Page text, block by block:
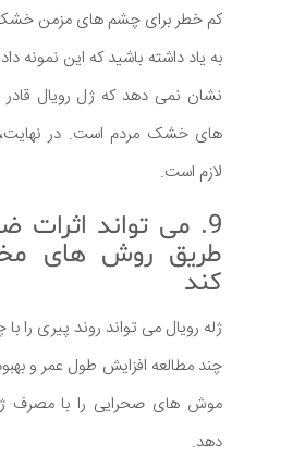
کم خطر برای چشم های مزمن
به یاد داشته باشید که این نمونه
نشان نمی دهد که ژل رویال قادر
های خشک مردم است. در
لازم است.
9. می تواند اثرات
طریق روش های
کند
ژله رویال می تواند روند پیری را
چند مطالعه افزایش طول عمر و
موش های صحرایی را با مصرف
دهد.